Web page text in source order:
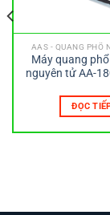
AAS - QUANG PHỔ
Máy quang
nguyên tử AA-
ĐỌC